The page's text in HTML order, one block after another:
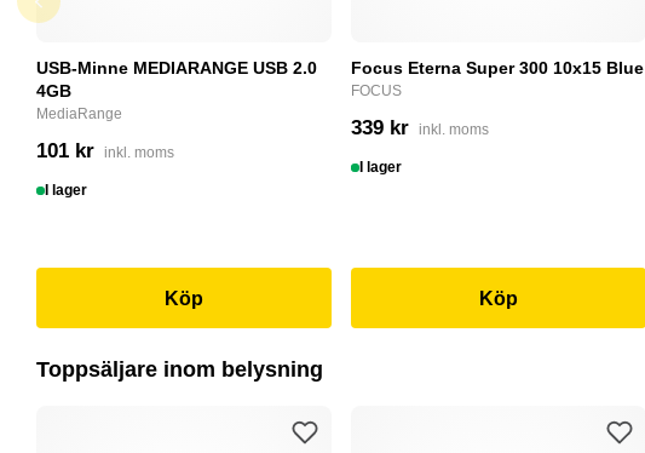
USB-Minne MEDIARANGE USB 2.0
4GB
MediaRange
101 kr inkl. moms
I lager
Köp
Focus Eterna Super 300 10x15 Blue
FOCUS
339 kr inkl. moms
I lager
Köp
Toppsäljare inom belysning